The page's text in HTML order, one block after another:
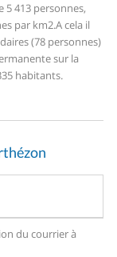
413 personnes,
par km2.A cela il
(78 personnes)
sur la
habitants.
du courrier à